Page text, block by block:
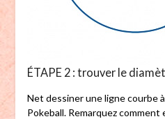
ÉTAPE 2 : trouver le
Net dessiner une ligne courbe
Pokeball. Remarquez